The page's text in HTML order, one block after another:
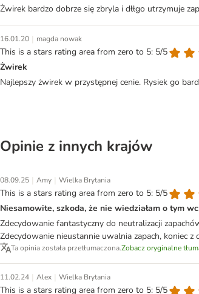
Żwirek bardzo dobrze się zbryla i dłłgo utrzymuje
16.01.20 | magda nowak
This is a stars rating area from zero to 5: 5/5
Żwirek
Najlepszy żwirek w przystępnej cenie. Rysiek go
Opinie z innych krajów
08.09.25 | Amy | Wielka Brytania
This is a stars rating area from zero to 5: 5/5
Niesamowite, szkoda, że nie wiedziałam o tym
Zdecydowanie fantastyczny do neutralizacji
Zdecydowanie nieustannie uwalnia zapach, koniec
Ta opinia została przetłumaczona.Zobacz oryginalne
11.02.24 | Alex | Wielka Brytania
This is a stars rating area from zero to 5: 5/5